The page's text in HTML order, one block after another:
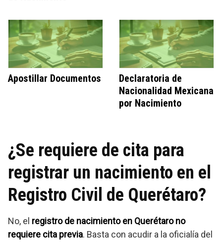
Apostillar Documentos
Declaratoria de
Nacionalidad Mexicana
por Nacimiento
¿Se requiere de cita para
registrar un nacimiento en el
Registro Civil de Querétaro?
No, el registro de nacimiento en Querétaro no
requiere cita previa. Basta con acudir a la oficialía del